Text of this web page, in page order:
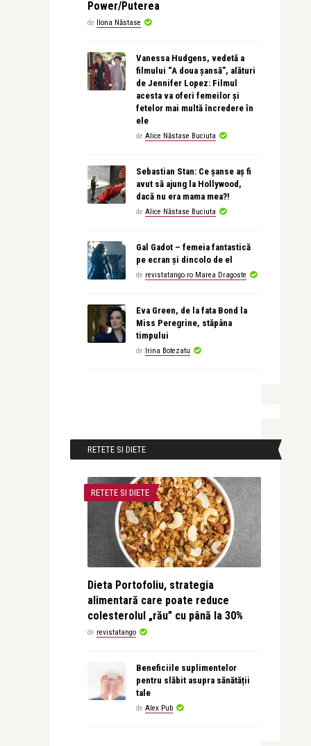
Power/Puterea
de Ilona Năstase
Vanessa Hudgens, vedetă a
filmului “A doua șansă”, alături
de Jennifer Lopez: Filmul
acesta va oferi femeilor și
fetelor mai multă încredere în
ele
de Alice Năstase Buciuta
Sebastian Stan: Ce șanse aș fi
avut să ajung la Hollywood,
dacă nu era mama mea?!
de Alice Năstase Buciuta
Gal Gadot – femeia fantastică
pe ecran și dincolo de el
de revistatango.ro Marea Dragoste
Eva Green, de la fata Bond la
Miss Peregrine, stăpâna
timpului
de Irina Botezatu
RETETE SI DIETE
RETETE SI DIETE
Dieta Portofoliu, strategia
alimentară care poate reduce
colesterolul „rău” cu până la 30%
de revistatango
Beneficiile suplimentelor
pentru slăbit asupra sănătății
tale
de Alex Pub